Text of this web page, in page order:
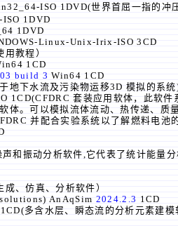
ISO 1 DVD(世界首屈一指的 冲
1DVD
1DVD
-Linux-Unix-Irix -ISO 3CD
教程）
1CD
build 3 Win64 1CD
地下水流及污染物运移3D 模拟的系统
1CD(CFDRC 套装应用软体，此软
体。可以模拟流体流动、热传递、质
并配合实验系统以了解燃料电池
和振动分析软件,它代表了统计能量
、仿真、分析软件）
AnAqSim 2024.2.3 1CD
1CD(多含水层、瞬态流的分析元素建模